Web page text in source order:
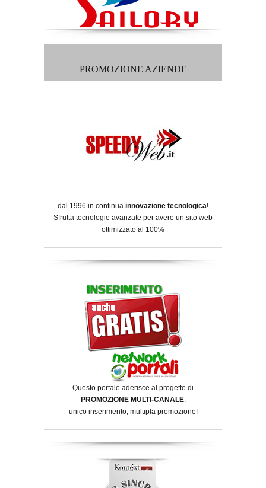
PROMOZIONE AZIENDE
dal 1996 in continua innovazione tecnologica!
Sfrutta tecnologie avanzate per avere un sito web
ottimizzato al 100%
Questo portale aderisce al progetto di
PROMOZIONE MULTI-CANALE:
unico inserimento, multipla promozione!